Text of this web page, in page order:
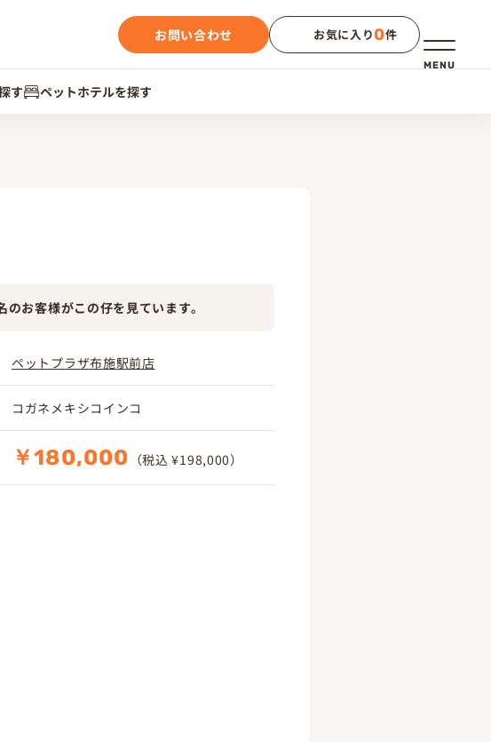
メニュー
MENU
お問い合わせ お気に入り0件
す ペットホテルを探す
のお客様がこの仔を見ています。
ペットプラザ布施駅前店
コガネメキシコインコ
￥180,000 （税込 ¥198,000）